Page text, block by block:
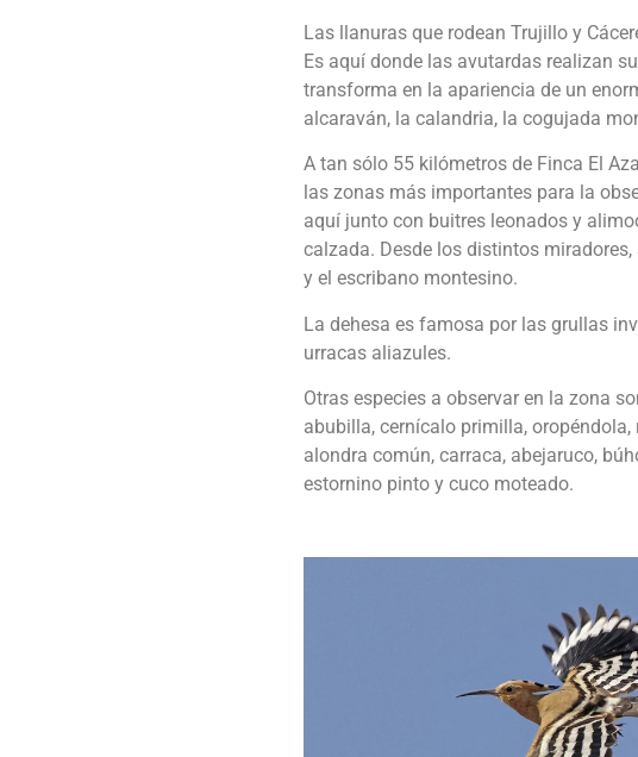
Las llanuras que rodean Trujillo y
Es aquí donde las avutardas realizan
transforma en la apariencia de un
alcaraván, la calandria, la cogujada
A tan sólo 55 kilómetros de Finca El
las zonas más importantes para la
aquí junto con buitres leonados y
calzada. Desde los distintos
y el escribano montesino.
La dehesa es famosa por las grullas
urracas aliazules.
Otras especies a observar en la zona
abubilla, cernícalo primilla,
alondra común, carraca, abejaruco,
estornino pinto y cuco moteado.